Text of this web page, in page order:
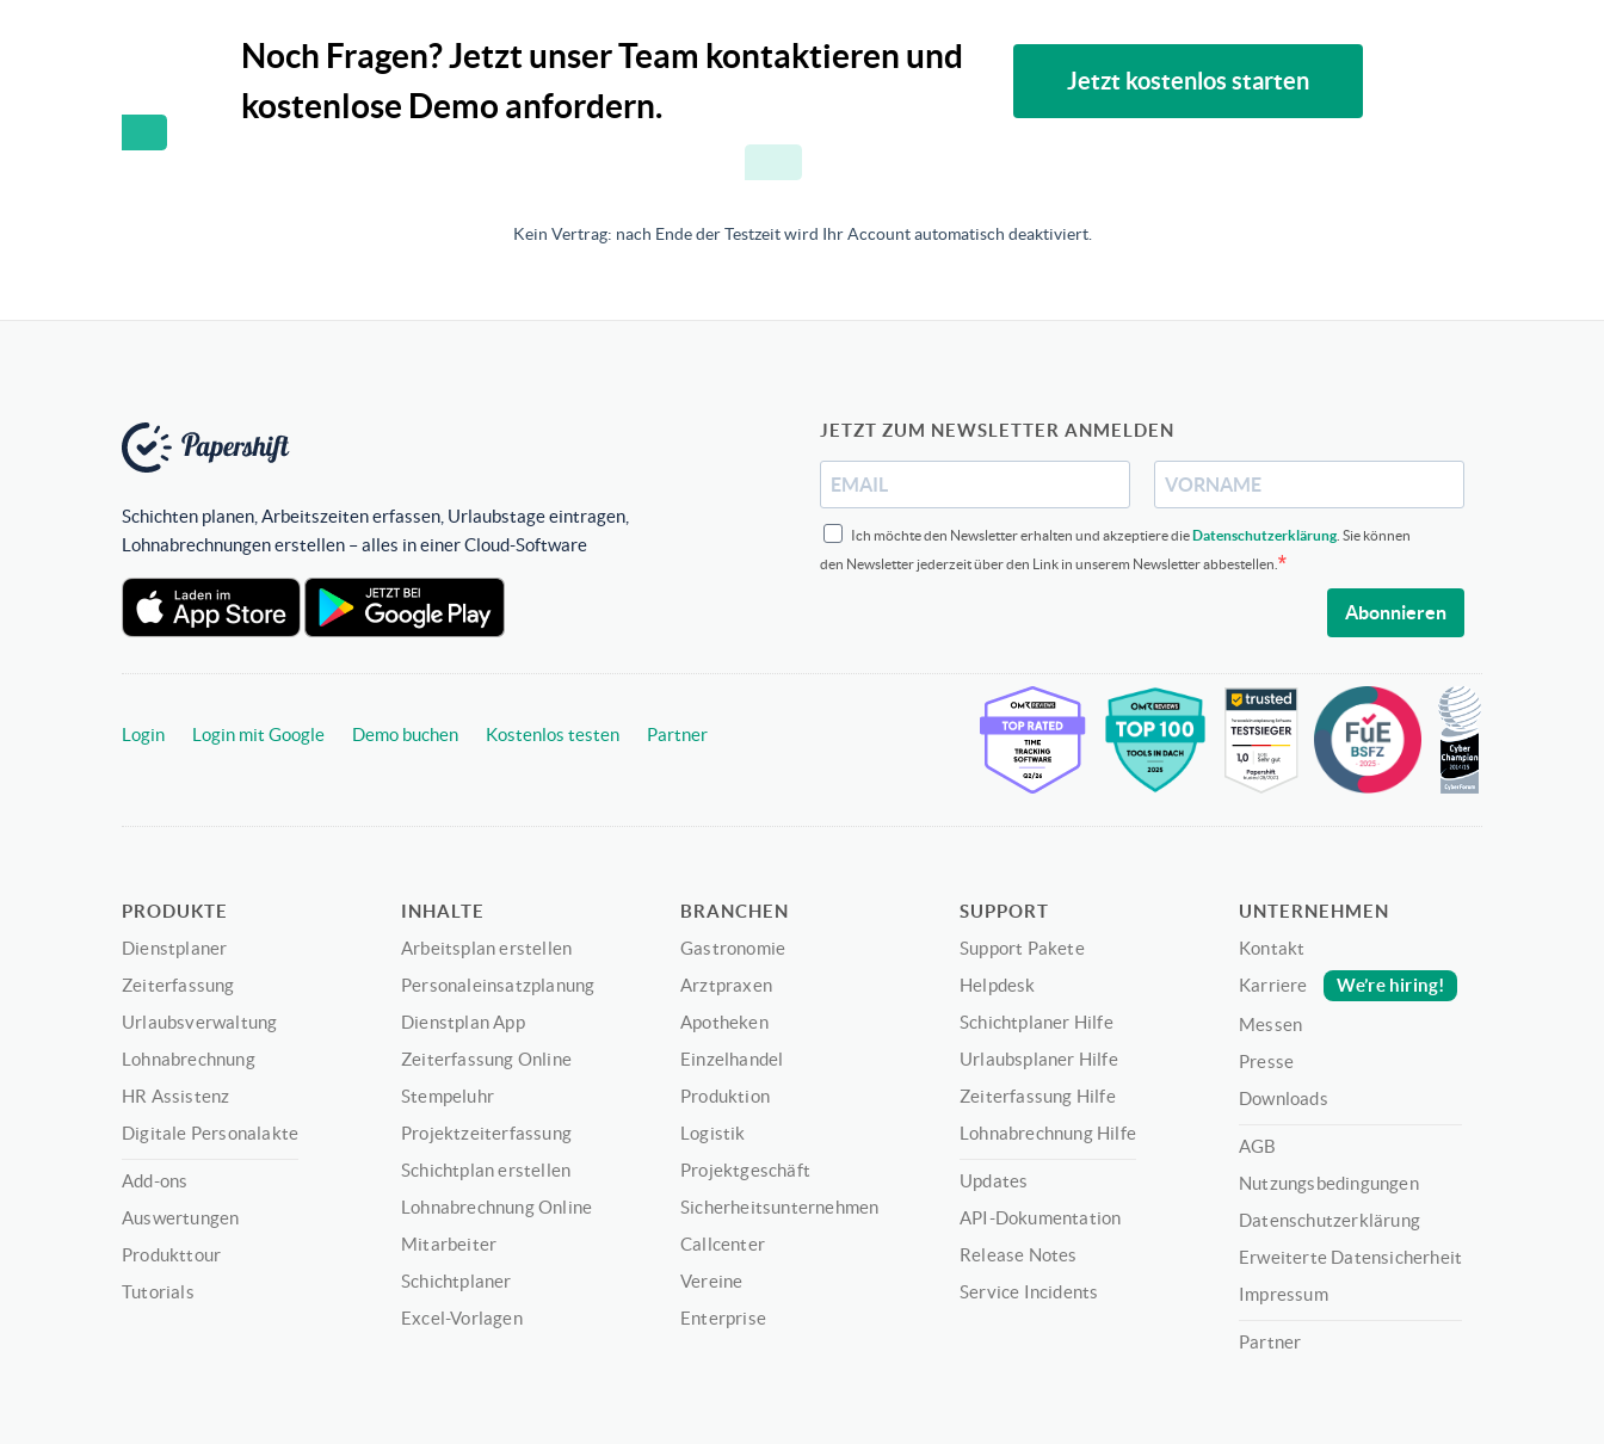
Noch Fragen? Jetzt unser Team kontaktieren und
kostenlose Demo anfordern.
Jetzt kostenlos starten
Kein Vertrag: nach Ende der Testzeit wird Ihr Account automatisch deaktiviert.
Schichten planen, Arbeitszeiten erfassen, Urlaubstage eintragen,
Lohnabrechnungen erstellen – alles in einer Cloud-Software
JETZT ZUM NEWSLETTER ANMELDEN
Ich möchte den Newsletter erhalten und akzeptiere dieDatenschutzerklärung . Sie können
den Newsletter jederzeit über den Link in unserem Newsletter abbestellen.
Abonnieren
Login Login mit Google Demo buchen Kostenlos testen Partner
PRODUKTE
Dienstplaner
Zeiterfassung
Urlaubsverwaltung
Lohnabrechnung
HR Assistenz
Digitale Personalakte
Add-ons
Auswertungen
Produkttour
Tutorials
INHALTE
Arbeitsplan erstellen
Personaleinsatzplanung
Dienstplan App
Zeiterfassung Online
Stempeluhr
Projektzeiterfassung
Schichtplan erstellen
Lohnabrechnung Online
Mitarbeiter
Schichtplaner
Excel-Vorlagen
BRANCHEN
Gastronomie
Arztpraxen
Apotheken
Einzelhandel
Produktion
Logistik
Projektgeschäft
Sicherheitsunternehmen
Callcenter
Vereine
Enterprise
SUPPORT
Support Pakete
Helpdesk
Schichtplaner Hilfe
Urlaubsplaner Hilfe
Zeiterfassung Hilfe
Lohnabrechnung Hilfe
Updates
API-Dokumentation
Release Notes
Service Incidents
UNTERNEHMEN
Kontakt
Karriere
We’re hiring!
Messen
Presse
Downloads
AGB
Nutzungsbedingungen
Datenschutzerklärung
Erweiterte Datensicherheit
Impressum
Partner